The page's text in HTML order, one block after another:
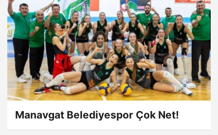
Manavgat Belediyespor Çok Net!